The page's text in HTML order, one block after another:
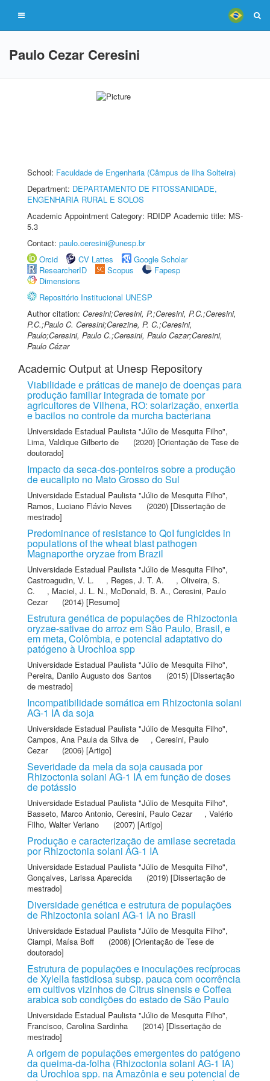
Paulo Cezar Ceresini
School: Faculdade de Engenharia (Câmpus de Ilha Solteira)
Department: DEPARTAMENTO DE FITOSSANIDADE,
ENGENHARIA RURAL E SOLOS
Academic Appointment Category: RDIDP Academic title: MS-
5.3
Contact: paulo.ceresini@unesp.br
Orcid
CV Lattes
Google Scholar
ResearcherID
Scopus
Fapesp
Dimensions
Repositório Institucional UNESP
Author citation: Ceresini;Ceresini, P.;Ceresini, P.C.;Ceresini,
P.C.;Paulo C. Ceresini;Cerezine, P. C.;Ceresini,
Paulo;Ceresini, Paulo C.;Ceresini, Paulo Cezar;Ceresini,
Paulo Cézar
Academic Output at Unesp Repository
Viabilidade e práticas de manejo de doenças para
produção familiar integrada de tomate por
agricultores de Vilhena, RO: solarização, enxertia
e bacilos no controle da murcha bacteriana
Universidade Estadual Paulista "Júlio de Mesquita Filho",
Lima, Valdique Gilberto de
(2020) [Orientação de Tese de
doutorado]
Impacto da seca-dos-ponteiros sobre a produção
de eucalipto no Mato Grosso do Sul
Universidade Estadual Paulista "Júlio de Mesquita Filho",
Ramos, Luciano Flávio Neves
(2020) [Dissertação de
mestrado]
Predominance of resistance to QoI fungicides in
populations of the wheat blast pathogen
Magnaporthe oryzae from Brazil
Universidade Estadual Paulista "Júlio de Mesquita Filho",
Castroagudin, V. L.
, Reges, J. T. A. , Oliveira, S.
C.
, Maciel, J. L. N., McDonald, B. A., Ceresini, Paulo
Cezar
(2014) [Resumo]
Estrutura genética de populações de Rhizoctonia
oryzae-sativae do arroz em São Paulo, Brasil, e
em meta, Colômbia, e potencial adaptativo do
patógeno à Urochloa spp
Universidade Estadual Paulista "Júlio de Mesquita Filho",
Pereira, Danilo Augusto dos Santos
(2015) [Dissertação
de mestrado]
Incompatibilidade somática em Rhizoctonia solani
AG-1 IA da soja
Universidade Estadual Paulista "Júlio de Mesquita Filho",
Campos, Ana Paula da Silva de
, Ceresini, Paulo
Cezar
(2006) [Artigo]
Severidade da mela da soja causada por
Rhizoctonia solani AG-1 IA em função de doses
de potássio
Universidade Estadual Paulista "Júlio de Mesquita Filho",
Basseto, Marco Antonio, Ceresini, Paulo Cezar , Valério
Filho, Walter Veriano
(2007) [Artigo]
Produção e caracterização de amilase secretada
por Rhizoctonia solani AG-1 IA
Universidade Estadual Paulista "Júlio de Mesquita Filho",
Gonçalves, Larissa Aparecida
(2019) [Dissertação de
mestrado]
Diversidade genética e estrutura de populações
de Rhizoctonia solani AG-1 IA no Brasil
Universidade Estadual Paulista "Júlio de Mesquita Filho",
Ciampi, Maísa Boff
(2008) [Orientação de Tese de
doutorado]
Estrutura de populações e inoculações recíprocas
de Xylella fastidiosa subsp. pauca com ocorrência
em cultivos vizinhos de Citrus sinensis e Coffea
arabica sob condições do estado de São Paulo
Universidade Estadual Paulista "Júlio de Mesquita Filho",
Francisco, Carolina Sardinha
(2014) [Dissertação de
mestrado]
A origem de populações emergentes do patógeno
da queima-da-folha (Rhizoctonia solani AG-1 IA)
da Urochloa spp. na Amazônia e seu potencial de